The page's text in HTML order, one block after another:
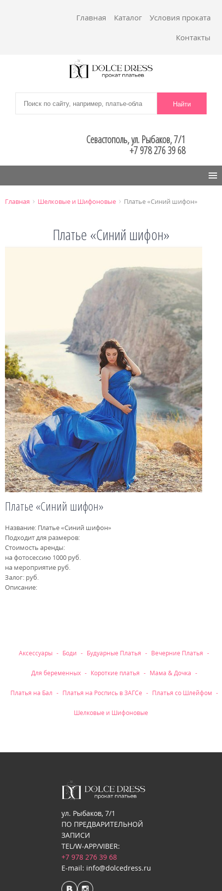
Главная Каталог
Условия проката
Контакты
Севастополь, ул. Рыбаков, 7/1
+7 978 276 39 68
Главная › Шелковые и Шифоновые › Платье «Синий шифон»
Платье «Синий шифон»
Платье «Синий шифон»
Название: Платье «Синий шифон»
Подходит для размеров:
Стоимость аренды:
на фотосессию 1000 руб.
на мероприятие руб.
Залог: руб.
Описание:
Аксессуары Боди Будуарные Платья Вечерние Платья
Для беременных Короткие платья Мама & Дочка
Платья на Бал Платья на Роспись в ЗАГСе Платья со Шлейфом
Шелковые и Шифоновые
ул. Рыбаков, 7/1
ПО ПРЕДВАРИТЕЛЬНОЙ
ЗАПИСИ
TEL/W-APP/VIBER:
+7 978 276 39 68
E-mail: info@dolcedress.ru